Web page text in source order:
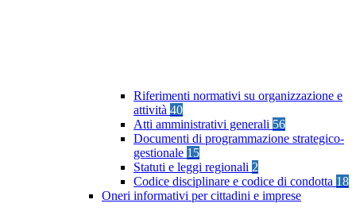
Riferimenti normativi su organizzazione e
attività 40
Atti amministrativi generali 56
Documenti di programmazione strategico-
gestionale 15
Statuti e leggi regionali 2
Codice disciplinare e codice di condotta 18
Oneri informativi per cittadini e imprese